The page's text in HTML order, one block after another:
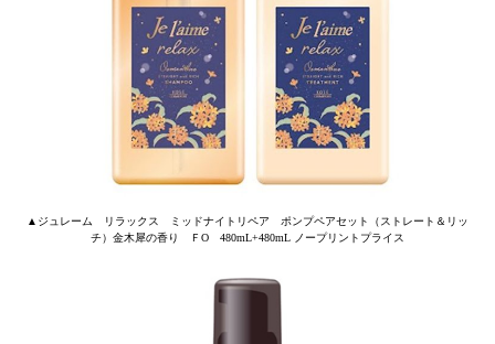
▲ジュレーム リラックス ミッドナイトリペア ポンプペアセット（ストレート＆リッ
チ）金木犀の香り ＦO 480mL+480mL ノープリントプライス